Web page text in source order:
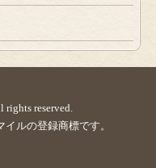
reserved.
ルの登録商標です。